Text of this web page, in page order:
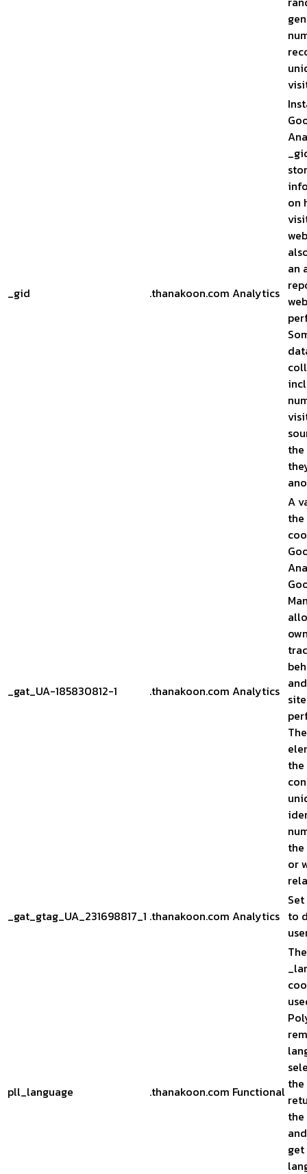
_gid .thanakoon.com Analytics
on
an
the
_gat_UA-185830812-1 .thanakoon.com Analytics
A
site
or
_gat_gtag_UA_231698817_1 .thanakoon.com Analytics to
pll_language .thanakoon.com Functional the
the